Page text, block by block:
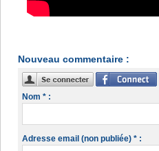
Nouveau commentaire :
Nom * :
Adresse email (non publiée) * :